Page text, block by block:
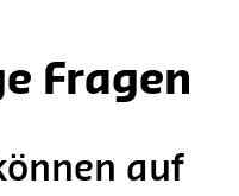
Fragen
auf